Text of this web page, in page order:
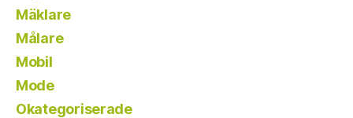
Mäklare
Målare
Mobil
Mode
Okategoriserade